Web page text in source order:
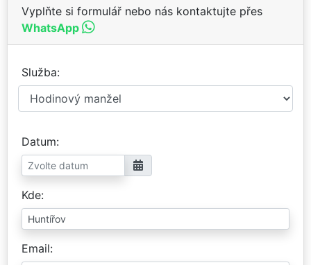
Vyplňte si formulář nebo nás kontaktujte přes
WhatsApp
Služba
Datum
Kde
Email